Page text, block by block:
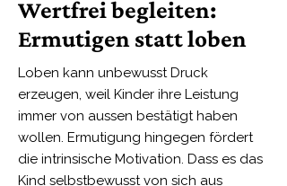
Wertfrei begleiten:
Ermutigen statt loben
Loben kann unbewusst Druck
erzeugen, weil Kinder ihre Leistung
immer von aussen bestätigt haben
wollen. Ermutigung hingegen fördert
die intrinsische Motivation. Dass es das
Kind selbstbewusst von sich aus